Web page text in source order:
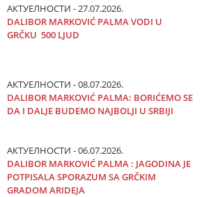
АКТУЕЛНОСТИ - 27.07.2026.
DALIBOR MARKOVIĆ PALMA VODI U
GRČKU 500 LJUD
АКТУЕЛНОСТИ - 08.07.2026.
DALIBOR MARKOVIĆ PALMA: BORIĆEMO SE
DA I DALJE BUDEMO NAJBOLJI U SRBIJI
АКТУЕЛНОСТИ - 06.07.2026.
DALIBOR MARKOVIĆ PALMA : JAGODINA JE
POTPISALA SPORAZUM SA GRČKIM
GRADOM ARIDEJA